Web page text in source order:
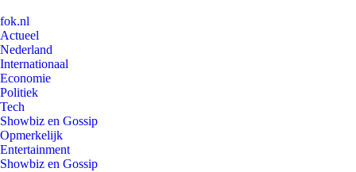
fok.nl
Actueel
Nederland
Internationaal
Economie
Politiek
Tech
Showbiz en Gossip
Opmerkelijk
Entertainment
Showbiz en Gossip